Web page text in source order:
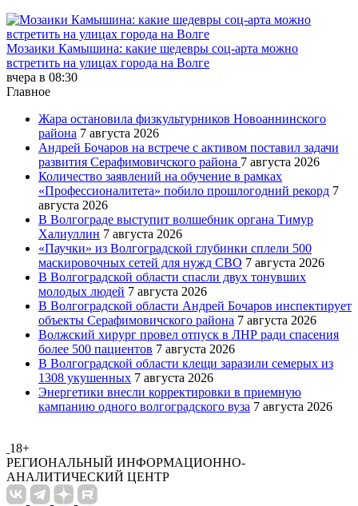
Мозаики Камышина: какие шедевры соц-арта можно
встретить на улицах города на Волге
вчера в 08:30
Главное
Жара остановила физкультурников Новоаннинского
района 7 августа 2026
Андрей Бочаров на встрече с активом поставил задачи
развития Серафимовичского района 7 августа 2026
Количество заявлений на обучение в рамках
«Профессионалитета» побило прошлогодний рекорд 7
августа 2026
В Волгограде выступит волшебник органа Тимур
Халиуллин 7 августа 2026
«Паучки» из Волгоградской глубинки сплели 500
маскировочных сетей для нужд СВО 7 августа 2026
В Волгоградской области спасли двух тонувших
молодых людей 7 августа 2026
В Волгоградской области Андрей Бочаров инспектирует
объекты Серафимовичского района 7 августа 2026
Волжский хирург провел отпуск в ЛНР ради спасения
более 500 пациентов 7 августа 2026
В Волгоградской области клещи заразили семерых из
1308 укушенных 7 августа 2026
Энергетики внесли корректировки в приемную
кампанию одного волгоградского вуза 7 августа 2026
18+
РЕГИОНАЛЬНЫЙ ИНФОРМАЦИОННО-
АНАЛИТИЧЕСКИЙ ЦЕНТР